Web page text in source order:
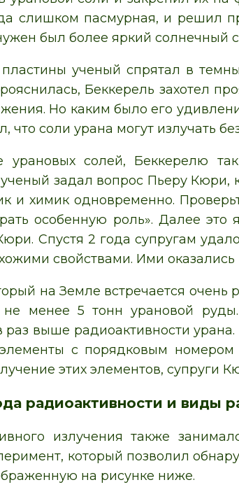
слишком пасмурная, и решил
был более яркий солнечный
пластины ученый спрятал в
Беккерель захотел
Но каким было его
что соли урана могут излучать
урановых солей, Беккерелю
задал вопрос Пьеру Кюри,
и химик одновременно.
особенную роль». Далее
Спустя 2 года супругам
свойствами. Ими
на Земле встречается очень
не менее 5 тонн урановой
выше радиоактивности
с порядковым
этих элементов, супруги
радиоактивности и виды
излучения также
который позволил
на рисунке ниже.